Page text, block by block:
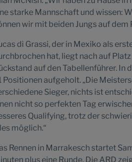
starke Mannschaft und wissen:
wir mit beiden Jungs auf dem
di Grassi, der in Mexiko als
hat, liegt nach auf
auf den Tabellenführer. In
Positionen aufgeholt. „Die
Sieger, nichts ist
nicht so perfekten Tag
Qualifying, trotz der
möglich.“
Rennen in Marrakesch startet
plus eine Runde. Die ARD